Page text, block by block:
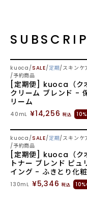
SOLD OUT
kuoca SALE 定期 スキンケ
予約商品
[定期便] kuoca（ク
クリーム ブレンド -
リーム
40mL ¥14,256 税込
SOLD OUT
kuoca SALE 定期 スキンケ
予約商品
[定期便] kuoca（ク
トナー ブレンド ピュ
イング - ふきとり化
130mL ¥5,346 税込